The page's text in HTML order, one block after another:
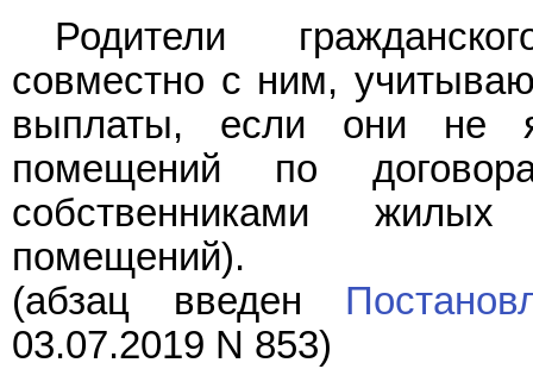
Родители
совместно с ним,
выплаты, если они не
помещений по
собственниками
помещений).
(абзац введен
03.07.2019 N 853)